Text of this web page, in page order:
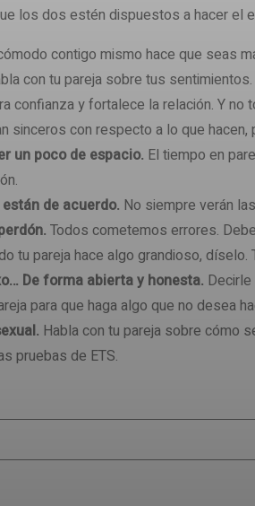
los dos estén dispuestos a hacer el
contigo mismo hace que seas
con tu pareja sobre tus
confianza y fortalece la relación. Y
sinceros con respecto a lo que
un poco de espacio. El tiempo en
de acuerdo. No siempre verán
Todos cometemos errores.
tu pareja hace algo grandioso,
De forma abierta y honesta.
para que haga algo que no desea
Habla con tu pareja sobre cómo
pruebas de ETS.